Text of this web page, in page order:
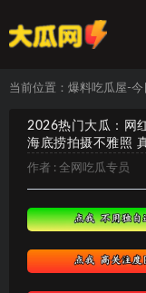
当前位置： 爆料吃瓜屋-
2026热门大瓜：网
海底捞拍摄不雅照
作者 : 全网吃瓜专员